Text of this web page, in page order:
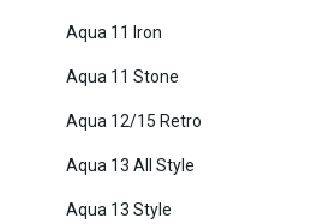
Aqua 11 Iron
Aqua 11 Stone
Aqua 12/15 Retro
Aqua 13 All Style
Aqua 13 Style